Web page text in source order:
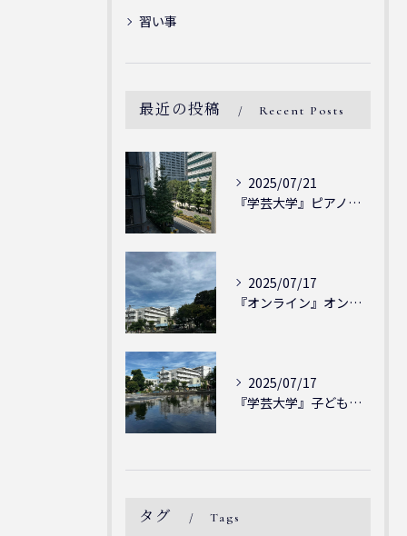
習い事
最近の投稿 Recent Posts
2025/07/21
『学芸大学』ピアノを弾ける喜び - シェリー・アーツ音楽教室...
2025/07/17
『オンライン』オンラインの会員様大募集中！シェリー・アーツ音...
2025/07/17
『学芸大学』子どもには子どもの表現が大切！シェリー・アーツ音...
タグ Tags